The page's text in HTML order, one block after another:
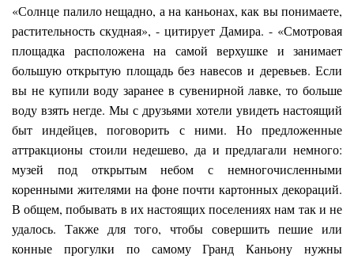
«Солнце палило нещадно, а на каньонах, как вы понимаете,
растительность скудная», - цитирует Дамира. - «Смотровая
площадка расположена на самой верхушке и занимает
большую открытую площадь без навесов и деревьев. Если
вы не купили воду заранее в сувенирной лавке, то больше
воду взять негде. Мы с друзьями хотели увидеть настоящий
быт индейцев, поговорить с ними. Но предложенные
аттракционы стоили недешево, да и предлагали немного:
музей под открытым небом с немногочисленными
коренными жителями на фоне почти картонных декораций.
В общем, побывать в их настоящих поселениях нам так и не
удалось. Также для того, чтобы совершить пешие или
конные прогулки по самому Гранд Каньону нужны